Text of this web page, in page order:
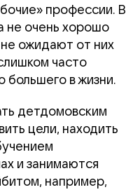
профессии. В
не очень хорошо
не ожидают от них
часто
большего в жизни.
детдомовским
цели, находить
и занимаются
например,